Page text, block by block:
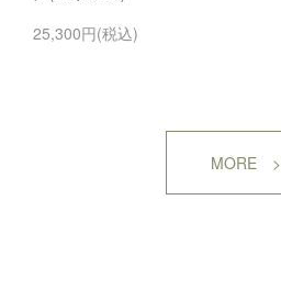
25,300円(税込)
MORE >